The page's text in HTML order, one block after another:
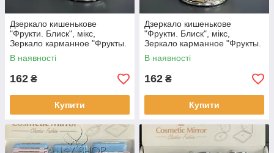
Дзеркало кишенькове
"Фрукти. Блиск", мікс,
Зеркало карманное "Фрукты.
Блеск" 2002-22
В наявності
162 ₴
Купити
Дзеркало кишенькове
"Фрукти. Блиск", мікс,
Зеркало карманное "Фрукты.
Блеск" 1904-8
В наявності
162 ₴
Купити